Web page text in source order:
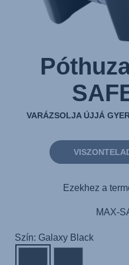
VARÁZSOLJA ÚJJÁ
Ezekhez a
MAX-
Szín: Galaxy Black